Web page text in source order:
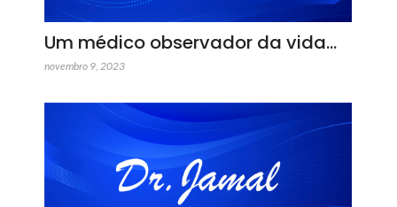
Um médico observador da vida…
novembro 9, 2023